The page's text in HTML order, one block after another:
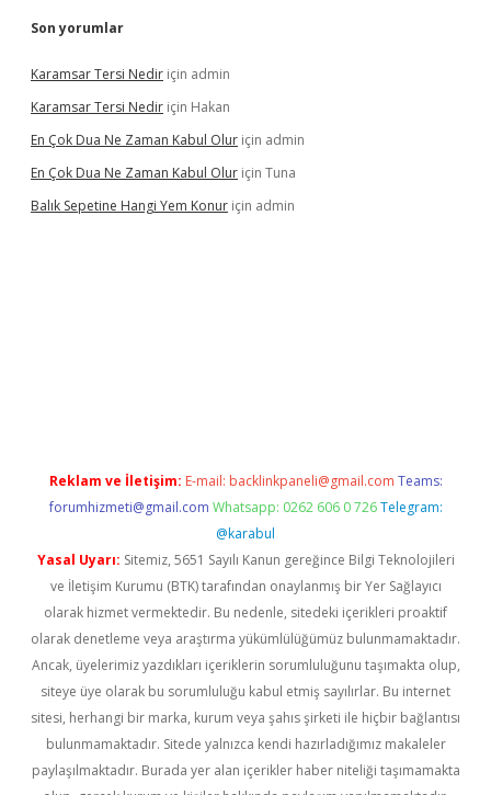
Son yorumlar
Karamsar Tersi Nedir için admin
Karamsar Tersi Nedir için Hakan
En Çok Dua Ne Zaman Kabul Olur için admin
En Çok Dua Ne Zaman Kabul Olur için Tuna
Balık Sepetine Hangi Yem Konur için admin
Reklam ve İletişim: E-mail: backlinkpaneli@gmail.com Teams:
forumhizmeti@gmail.com Whatsapp: 0262 606 0 726 Telegram:
@karabul
Yasal Uyarı: Sitemiz, 5651 Sayılı Kanun gereğince Bilgi Teknolojileri
ve İletişim Kurumu (BTK) tarafından onaylanmış bir Yer Sağlayıcı
olarak hizmet vermektedir. Bu nedenle, sitedeki içerikleri proaktif
olarak denetleme veya araştırma yükümlülüğümüz bulunmamaktadır.
Ancak, üyelerimiz yazdıkları içeriklerin sorumluluğunu taşımakta olup,
siteye üye olarak bu sorumluluğu kabul etmiş sayılırlar. Bu internet
sitesi, herhangi bir marka, kurum veya şahıs şirketi ile hiçbir bağlantısı
bulunmamaktadır. Sitede yalnızca kendi hazırladığımız makaleler
paylaşılmaktadır. Burada yer alan içerikler haber niteliği taşımamakta